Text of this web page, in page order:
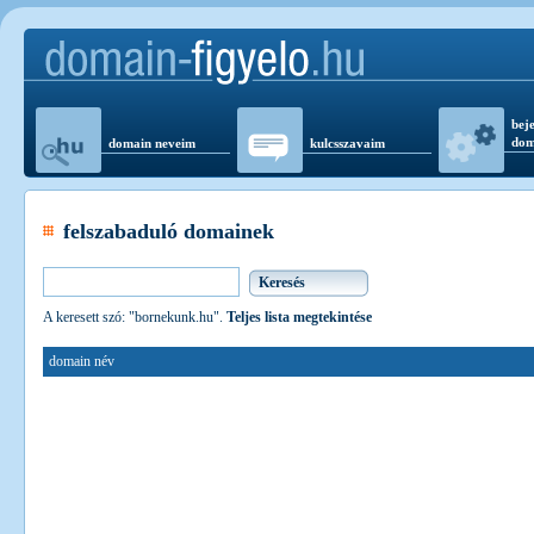
domain neveim kulcsszavaim
felszabaduló domainek
A keresett szó: "bornekunk.hu". Teljes lista megtekintése
domain név